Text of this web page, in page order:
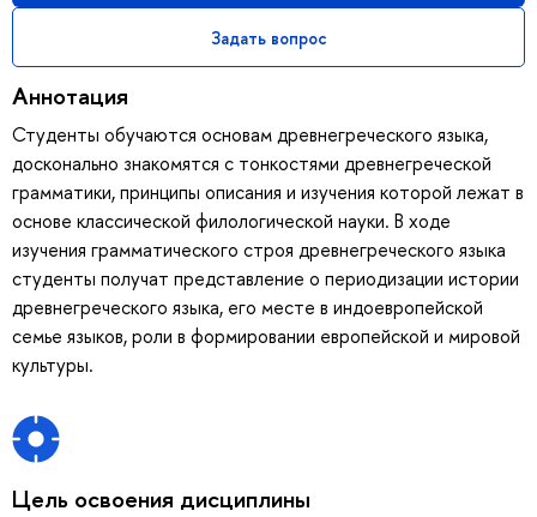
Задать вопрос
Аннотация
Студенты обучаются основам древнегреческого языка,
досконально знакомятся с тонкостями древнегреческой
грамматики, принципы описания и изучения которой лежат в
основе классической филологической науки. В ходе
изучения грамматического строя древнегреческого языка
студенты получат представление о периодизации истории
древнегреческого языка, его месте в индоевропейской
семье языков, роли в формировании европейской и мировой
культуры.
Цель освоения дисциплины